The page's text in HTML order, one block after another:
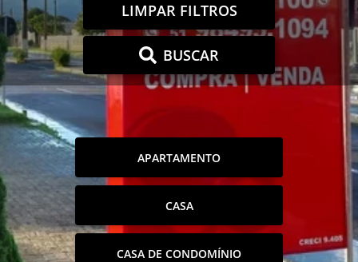
LIMPAR FILTROS
BUSCAR
APARTAMENTO
CASA
CASA DE CONDOMÍNIO